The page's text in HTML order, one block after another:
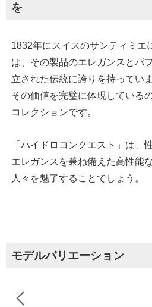
を
1832年にスイスのサンティミエ
は、その製品のエレガンスとパ
立された伝統に誇りを持っていま
その価値を完璧に体現している
コレクションです。
「ハイドロコンクエスト」は、
エレガンスを兼ね備えた高性能
人々を魅了することでしょう。
モデルバリエーション